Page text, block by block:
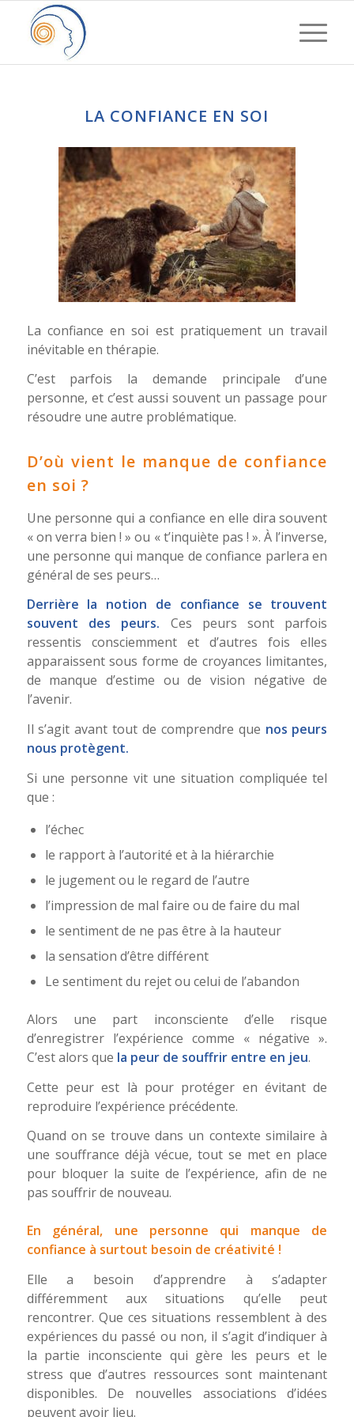
LA CONFIANCE EN SOI
La confiance en soi est pratiquement un travail
inévitable en thérapie.
C’est parfois la demande principale d’une
personne, et c’est aussi souvent un passage pour
résoudre une autre problématique.
D’où vient le manque de confiance
en soi ?
Une personne qui a confiance en elle dira souvent
« on verra bien ! » ou « t’inquiète pas ! ». À l’inverse,
une personne qui manque de confiance parlera en
général de ses peurs…
Derrière la notion de confiance se trouvent
souvent des peurs. Ces peurs sont parfois
ressentis consciemment et d’autres fois elles
apparaissent sous forme de croyances limitantes,
de manque d’estime ou de vision négative de
l’avenir.
Il s’agit avant tout de comprendre que nos peurs
nous protègent.
Si une personne vit une situation compliquée tel
que :
l’échec
le rapport à l’autorité et à la hiérarchie
le jugement ou le regard de l’autre
l’impression de mal faire ou de faire du mal
le sentiment de ne pas être à la hauteur
la sensation d’être différent
Le sentiment du rejet ou celui de l’abandon
Alors une part inconsciente d’elle risque
d’enregistrer l’expérience comme « négative ».
C’est alors que la peur de souffrir entre en jeu.
Cette peur est là pour protéger en évitant de
reproduire l’expérience précédente.
Quand on se trouve dans un contexte similaire à
une souffrance déjà vécue, tout se met en place
pour bloquer la suite de l’expérience, afin de ne
pas souffrir de nouveau.
En général, une personne qui manque de
confiance à surtout besoin de créativité !
Elle a besoin d’apprendre à s’adapter
différemment aux situations qu’elle peut
rencontrer. Que ces situations ressemblent à des
expériences du passé ou non, il s’agit d’indiquer à
la partie inconsciente qui gère les peurs et le
stress que d’autres ressources sont maintenant
disponibles. De nouvelles associations d’idées
peuvent avoir lieu.